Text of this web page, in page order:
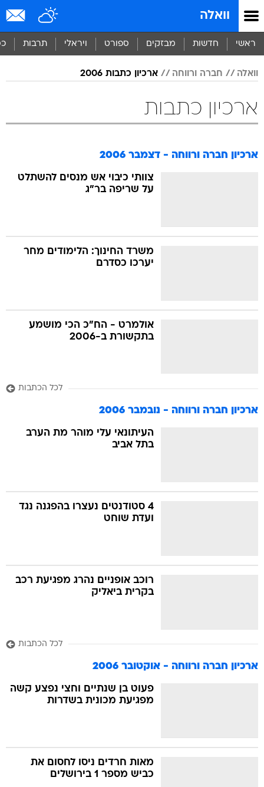
וואלה
ראשי חדשות מבזקים ספורט ויראלי תרבות
וואלה חברה ורווחה ארכיון כתבות 2006
ארכיון כתבות
ארכיון חברה ורווחה - דצמבר 2006
צוותי כיבוי אש מנסים להשתלט
על שריפה בר"ג
משרד החינוך: הלימודים מחר
יערכו כסדרם
אולמרט - הח"כ הכי מושמע
בתקשורת ב-2006
לכל הכתבות
ארכיון חברה ורווחה - נובמבר 2006
העיתונאי עלי מוהר מת הערב
בתל אביב
4 סטודנטים נעצרו בהפגנה נגד
ועדת שוחט
רוכב אופניים נהרג מפגיעת רכב
בקרית ביאליק
לכל הכתבות
ארכיון חברה ורווחה - אוקטובר 2006
פעוט בן שנתיים וחצי נפצע קשה
מפגיעת מכונית בשדרות
מאות חרדים ניסו לחסום את
כביש מספר 1 בירושלים